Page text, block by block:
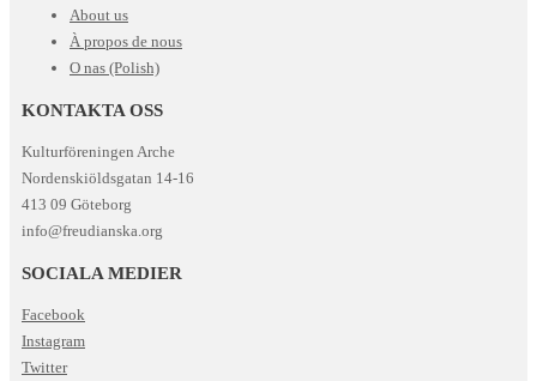
About us
À propos de nous
O nas (Polish)
KONTAKTA OSS
Kulturföreningen Arche
Nordenskiöldsgatan 14-16
413 09 Göteborg
info@freudianska.org
SOCIALA MEDIER
Facebook
Instagram
Twitter